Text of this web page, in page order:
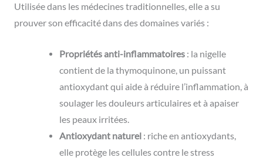
Utilisée dans les médecines traditionnelles, elle a su
prouver son efficacité dans des domaines variés :
Propriétés anti-inflammatoires : la nigelle
contient de la thymoquinone, un puissant
antioxydant qui aide à réduire l’inflammation, à
soulager les douleurs articulaires et à apaiser
les peaux irritées.
Antioxydant naturel : riche en antioxydants,
elle protège les cellules contre le stress